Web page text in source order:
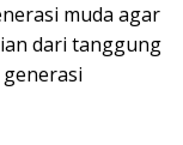
muda agar
dari tanggung